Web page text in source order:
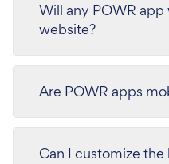
Will any POWR
website?
Are POWR apps
Can I customize